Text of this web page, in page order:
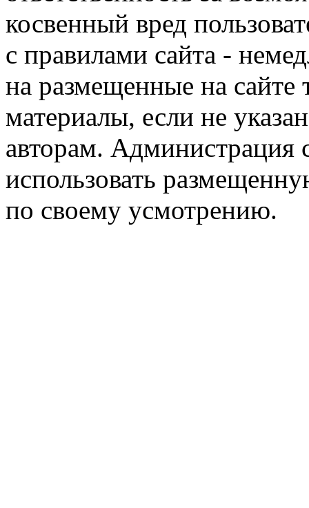
косвенный вред
с правилами сайта -
на размещенные на сайте
материалы, если не
авторам. Администрация
использовать
по своему усмотрению.